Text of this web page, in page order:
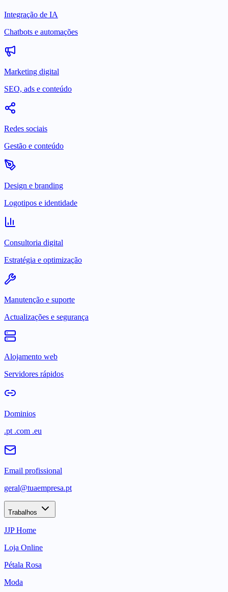
Integração de IA
Chatbots e automações
Marketing digital
SEO, ads e conteúdo
Redes sociais
Gestão e conteúdo
Design e branding
Logotipos e identidade
Consultoria digital
Estratégia e optimização
Manutenção e suporte
Actualizações e segurança
Alojamento web
Servidores rápidos
Dominios
.pt .com .eu
Email profissional
geral@tuaempresa.pt
Trabalhos
JJP Home
Loja Online
Pétala Rosa
Moda